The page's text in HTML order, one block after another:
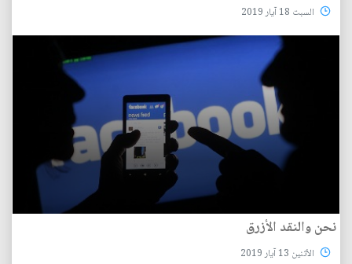
السبت 18 آيار 2019
نحن والنقد الأزرق
الأثنين 13 آيار 2019